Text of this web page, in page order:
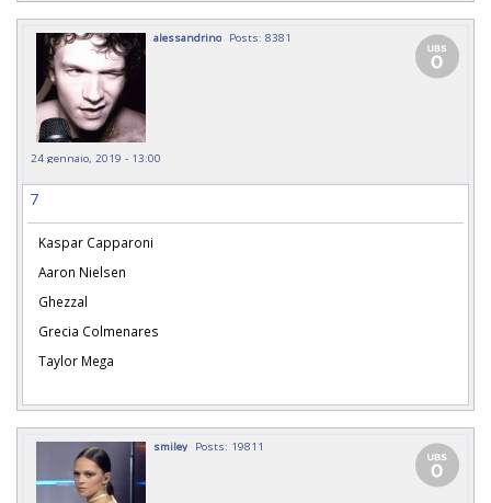
alessandrino Posts: 8381
24 gennaio, 2019 - 13:00
7
Kaspar Capparoni
Aaron Nielsen
Ghezzal
Grecia Colmenares
Taylor Mega
smiley Posts: 19811